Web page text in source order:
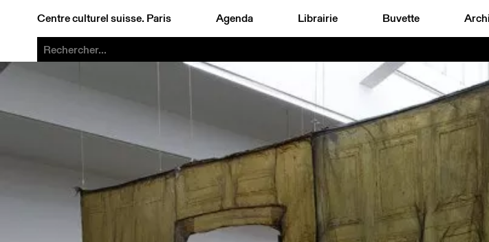
Centre culturel suisse. Paris Agenda Librairie Buvette